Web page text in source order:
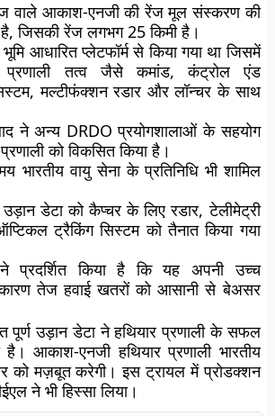
वाले आकाश-एनजी की रेंज मूल संस्करण की
जिसकी रेंज लगभग 25 किमी है।
आधारित प्लेटफॉर्म से किया गया था जिसमें
प्रणाली तत्व जैसे कमांड, कंट्रोल एंड
मल्टीफंक्शन रडार और लॉन्चर के साथ
ने अन्य DRDO प्रयोगशालाओं के सहयोग
को विकसित किया है।
वायु सेना के प्रतिनिधि भी शामिल
उड़ान डेटा को कैप्चर के लिए रडार, टेलीमेट्री
ट्रैकिंग सिस्टम को तैनात किया गया
प्रदर्शित किया है कि यह अपनी उच्च
तेज हवाई खतरों को आसानी से बेअसर
पूर्ण उड़ान डेटा ने हथियार प्रणाली के सफल
है। आकाश-एनजी हथियार प्रणाली भारतीय
को मज़बूत करेगी। इस ट्रायल में प्रोडक्शन
ने भी हिस्सा लिया।